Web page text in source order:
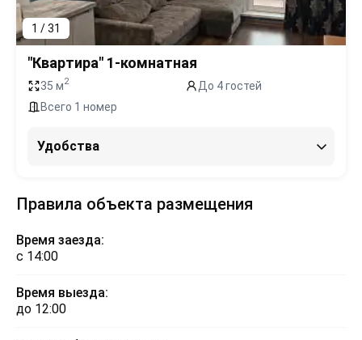
1 / 31
"Квартира" 1-комнатная
35 м2
До 4 гостей
Всего 1 номер
Удобства
Правила объекта размещения
Время заезда:
с 14:00
Время выезда:
до 12:00